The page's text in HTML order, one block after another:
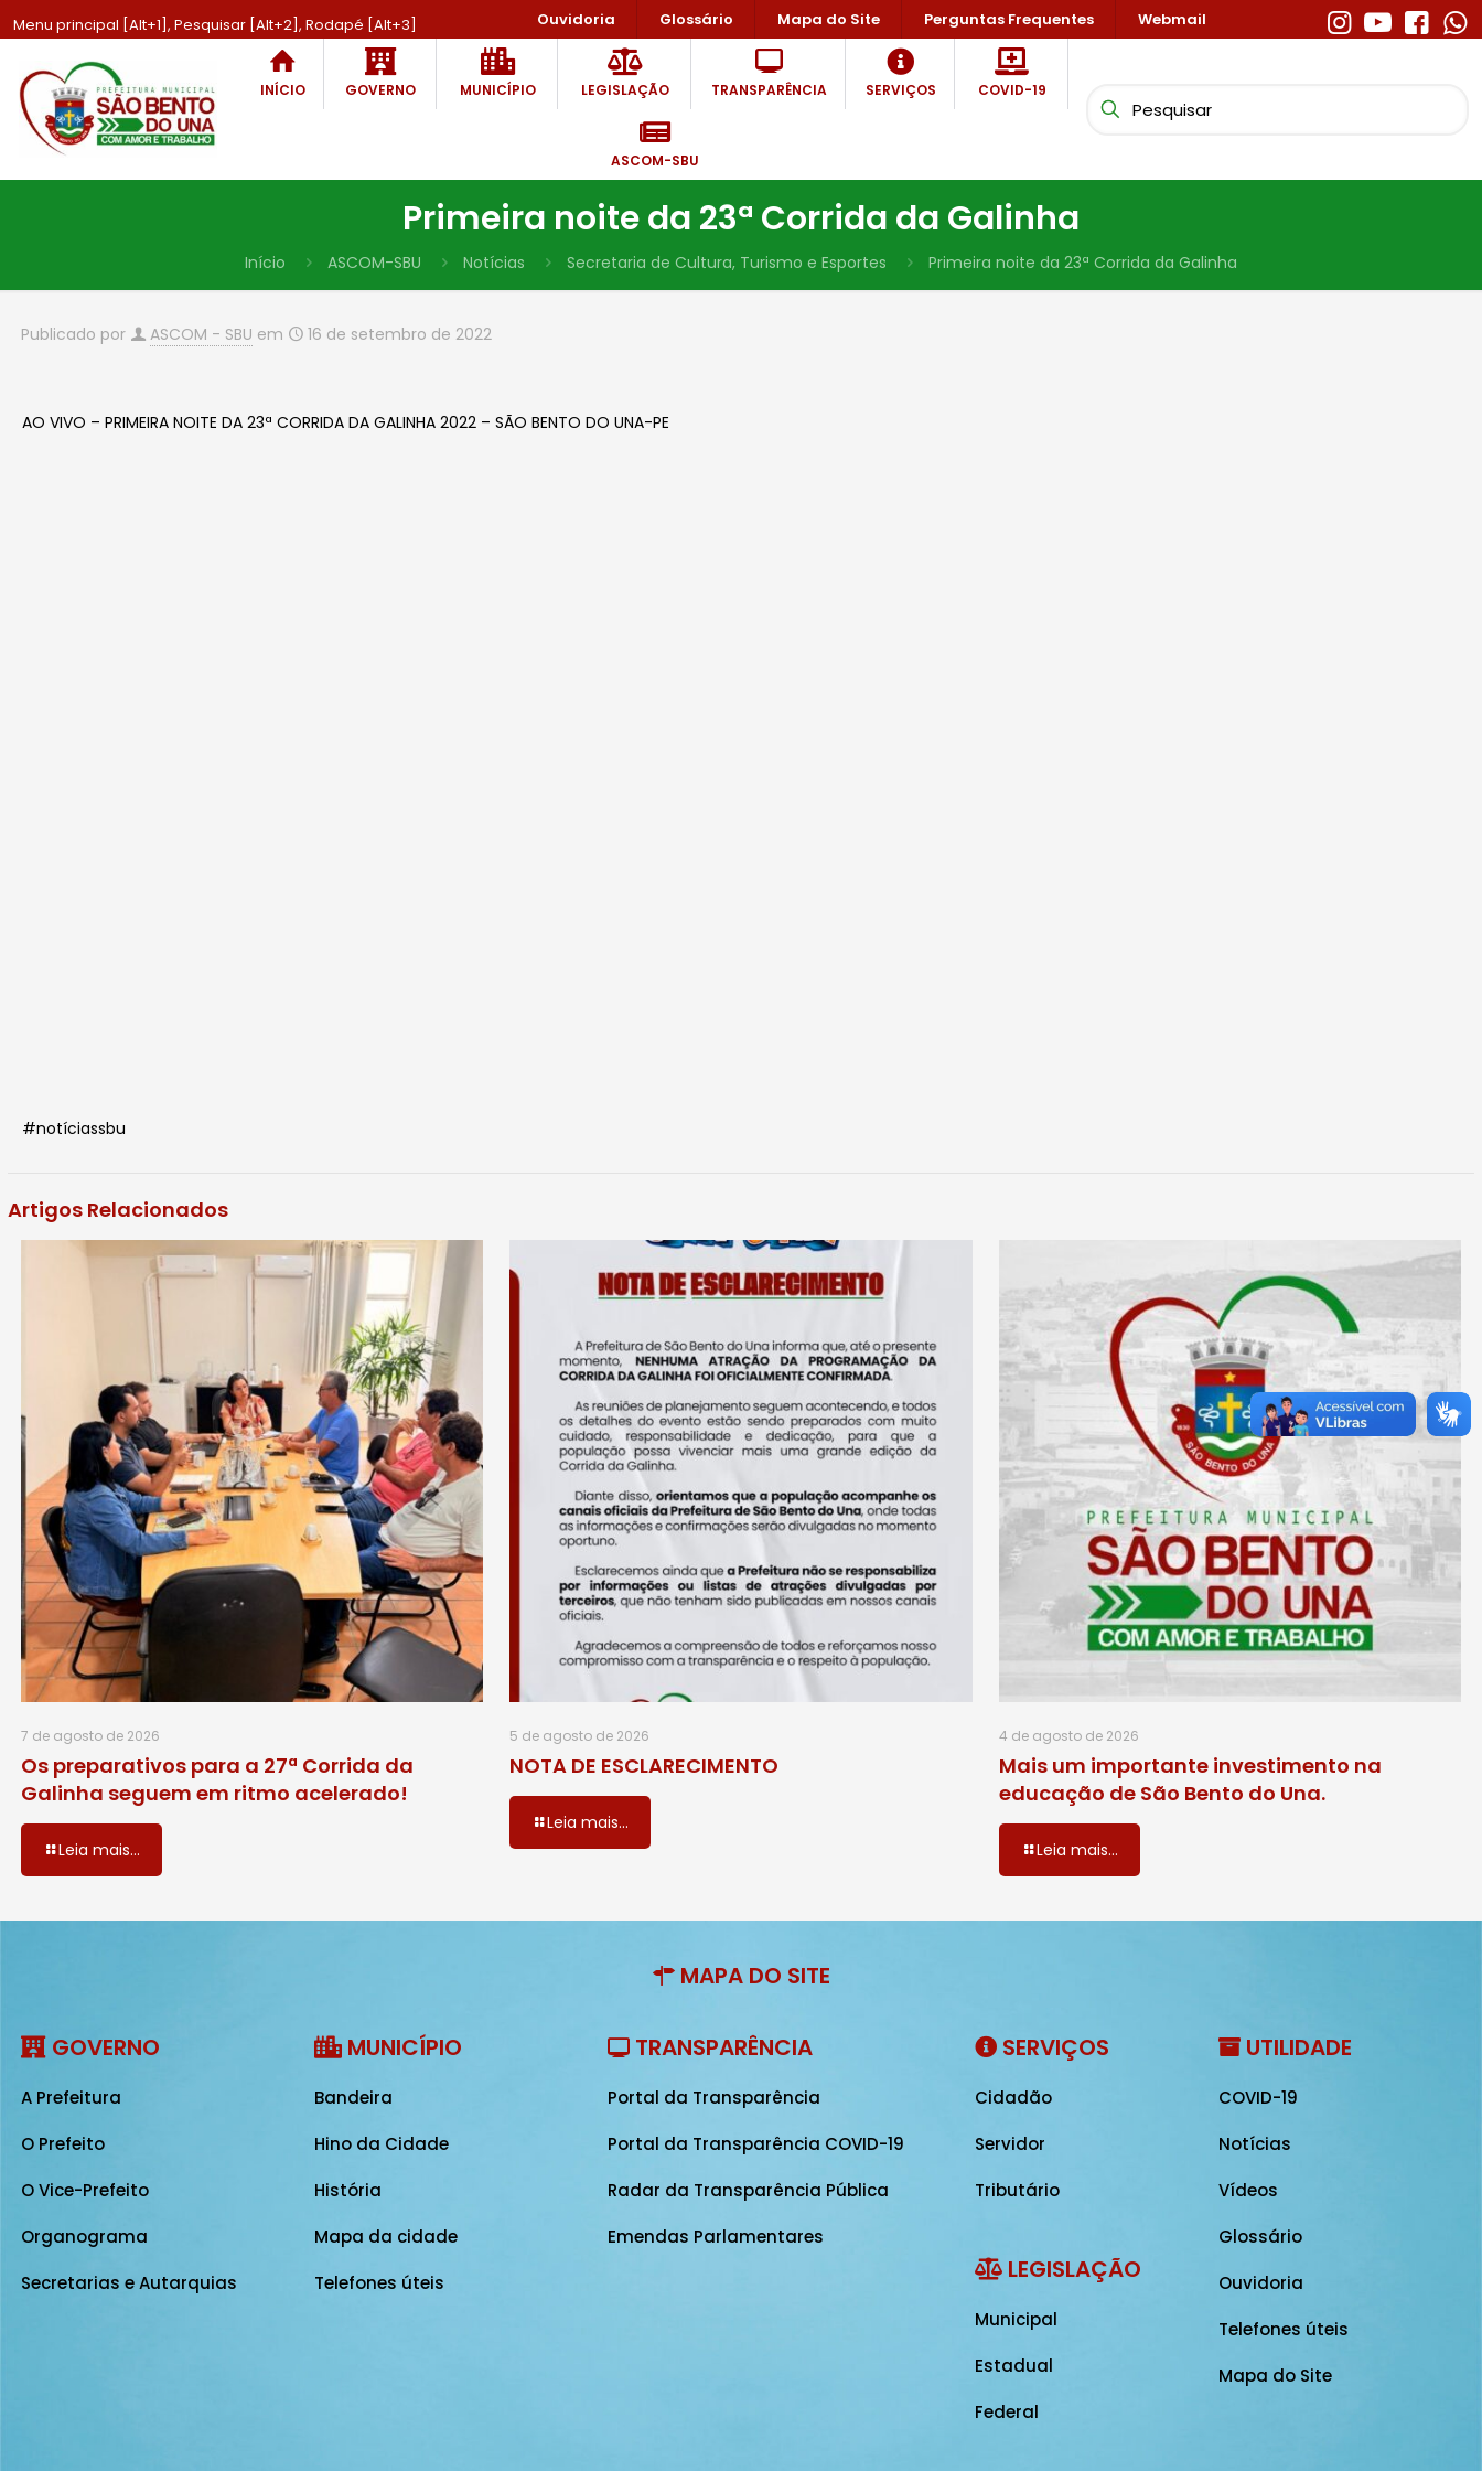
Menu principal [Alt+1], Pesquisar [Alt+2], Rodapé [Alt+3] Ouvidoria Glossário Mapa do Site Perguntas Frequentes Webmail
INÍCIO GOVERNO MUNICÍPIO LEGISLAÇÃO TRANSPARÊNCIA SERVIÇOS COVID-19
ASCOM-SBU
Primeira noite da 23ª Corrida da Galinha
Início ASCOM-SBU Notícias Secretaria de Cultura, Turismo e Esportes Primeira noite da 23ª Corrida da Galinha
Publicado por ASCOM - SBU em 16 de setembro de 2022
AO VIVO – PRIMEIRA NOITE DA 23ª CORRIDA DA GALINHA 2022 – SÃO BENTO DO UNA-PE
#notíciassbu
Artigos Relacionados
7 de agosto de 2026
Os preparativos para a 27ª Corrida da
Galinha seguem em ritmo acelerado!
Leia mais...
5 de agosto de 2026
NOTA DE ESCLARECIMENTO
Leia mais...
4 de agosto de 2026
Mais um importante investimento na
educação de São Bento do Una.
Leia mais...
MAPA DO SITE
GOVERNO
A Prefeitura
O Prefeito
O Vice-Prefeito
Organograma
Secretarias e Autarquias
MUNICÍPIO
Bandeira
Hino da Cidade
História
Mapa da cidade
Telefones úteis
TRANSPARÊNCIA
Portal da Transparência
Portal da Transparência COVID-19
Radar da Transparência Pública
Emendas Parlamentares
SERVIÇOS
Cidadão
Servidor
Tributário
LEGISLAÇÃO
Municipal
Estadual
Federal
UTILIDADE
COVID-19
Notícias
Vídeos
Glossário
Ouvidoria
Telefones úteis
Mapa do Site